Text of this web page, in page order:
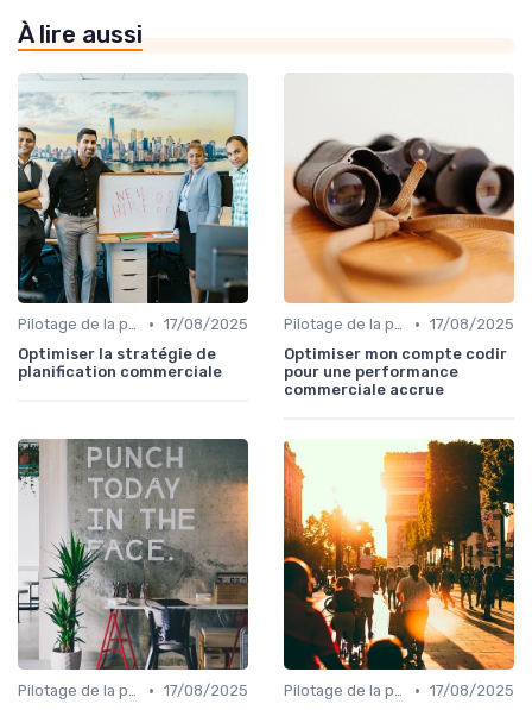
À lire aussi
Pilotage de la performance commerciale • 17/08/2025
Optimiser la stratégie de
planification commerciale
Pilotage de la performance commerciale • 17/08/2025
Optimiser mon compte codir
pour une performance
commerciale accrue
Pilotage de la performance commerciale • 17/08/2025
Pilotage de la performance commerciale • 17/08/2025